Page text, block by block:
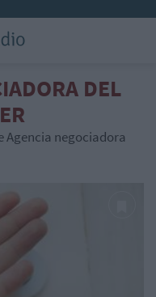
DEL
Agencia negociadora